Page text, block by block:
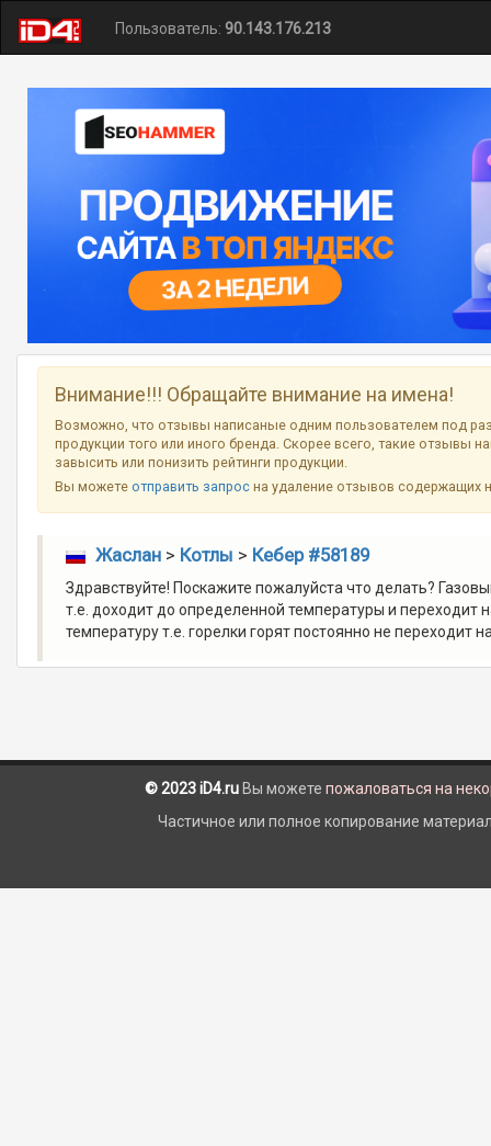
Пользователь: 90.143.176.213
Внимание!!! Обращайте внимание на имена!
Возможно, что отзывы написаные одним пользователем под
продукции того или иного бренда. Скорее всего, такие отзывы
завысить или понизить рейтинги продукции.
Вы можетеотправить запрос на удаление отзывов
Жаслан> Котлы > Кебер #58189
Здравствуйте! Поскажите пожалуйста что делать?
т.е. доходит до определенной температуры и
температуру т.е. горелки горят постоянно не переходит
© 2023 iD4.ru Вы можете пожаловаться на
Частичное или полное копирование